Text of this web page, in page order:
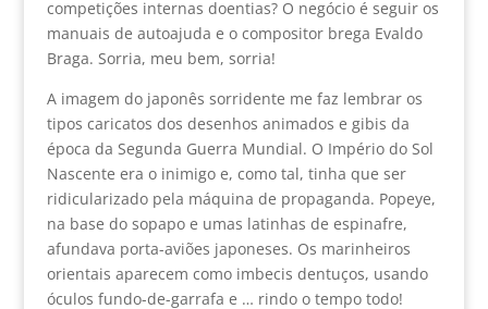
competições internas doentias? O negócio é seguir os
manuais de autoajuda e o compositor brega Evaldo
Braga. Sorria, meu bem, sorria!
A imagem do japonês sorridente me faz lembrar os
tipos caricatos dos desenhos animados e gibis da
época da Segunda Guerra Mundial. O Império do Sol
Nascente era o inimigo e, como tal, tinha que ser
ridicularizado pela máquina de propaganda. Popeye,
na base do sopapo e umas latinhas de espinafre,
afundava porta-aviões japoneses. Os marinheiros
orientais aparecem como imbecis dentuços, usando
óculos fundo-de-garrafa e … rindo o tempo todo!